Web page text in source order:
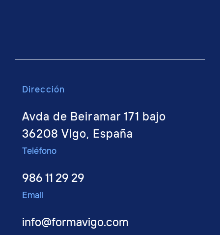
Dirección
Avda de Beiramar 171 bajo
36208 Vigo, España
Teléfono
986 11 29 29
Email
info@formavigo.com